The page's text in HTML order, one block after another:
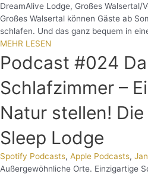
DreamAlive Lodge, Großes Walsertal/
Großes Walsertal können Gäste ab
schlafen. Und das ganz bequem in
MEHR LESEN
Podcast #024
Schlafzimmer –
Natur stellen!
Sleep Lodge
Spotify Podcasts, Apple Podcasts,
Außergewöhnliche Orte. Einzigartige